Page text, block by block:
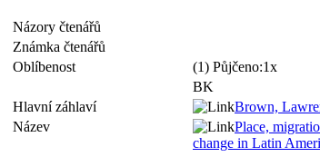
Názory čtenářů
Známka čtenářů
Oblíbenost
(1) Půjčeno:1x
BK
Hlavní záhlaví
Brown,
Název
Place,
change in Latin